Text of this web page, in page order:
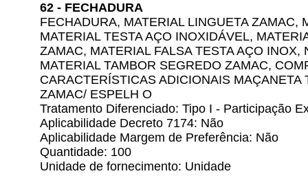
62 - FECHADURA
FECHADURA, MATERIAL LINGUETA ZAMAC,
MATERIAL TESTA AÇO INOXIDÁVEL,
ZAMAC, MATERIAL FALSA TESTA AÇO INOX,
MATERIAL TAMBOR SEGREDO ZAMAC,
CARACTERÍSTICAS ADICIONAIS MAÇANETA
ZAMAC/ ESPELH O
Tratamento Diferenciado: Tipo I - Participação
Aplicabilidade Decreto 7174: Não
Aplicabilidade Margem de Preferência: Não
Quantidade: 100
Unidade de fornecimento: Unidade